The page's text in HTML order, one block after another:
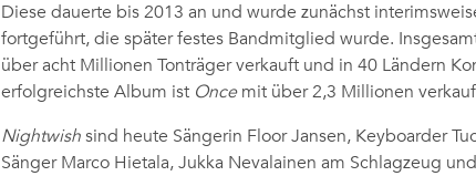
Diese dauerte bis 2013 an und wurde zunächst
fortgeführt, die später festes Bandmitglied wurde.
über acht Millionen Tonträger verkauft und in 40 Ländern
erfolgreichste Album ist Once mit über 2,3 Millionen
Nightwishsind heute Sängerin Floor Jansen, Keyboarder
Sänger Marco Hietala, Jukka Nevalainen am Schlagzeug